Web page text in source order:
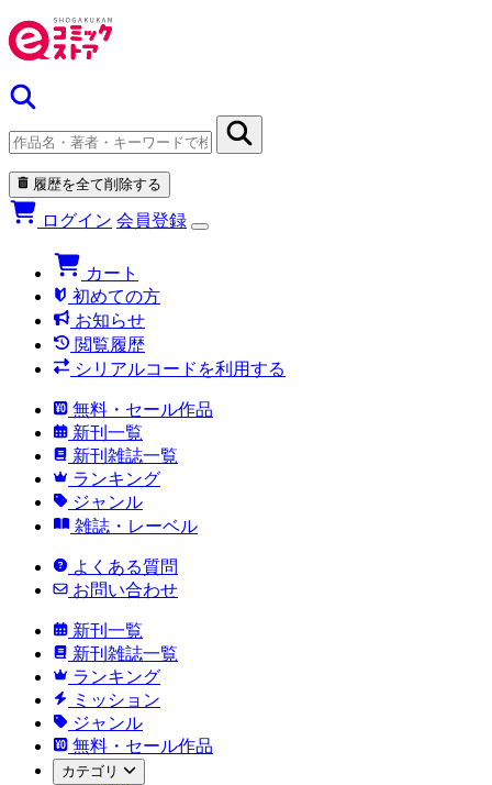
履歴を全て削除する
ログイン 会員登録
カート
初めての方
お知らせ
閲覧履歴
シリアルコードを利用する
無料・セール作品
新刊一覧
新刊雑誌一覧
ランキング
ジャンル
雑誌・レーベル
よくある質問
お問い合わせ
新刊一覧
新刊雑誌一覧
ランキング
ミッション
ジャンル
無料・セール作品
カテゴリ